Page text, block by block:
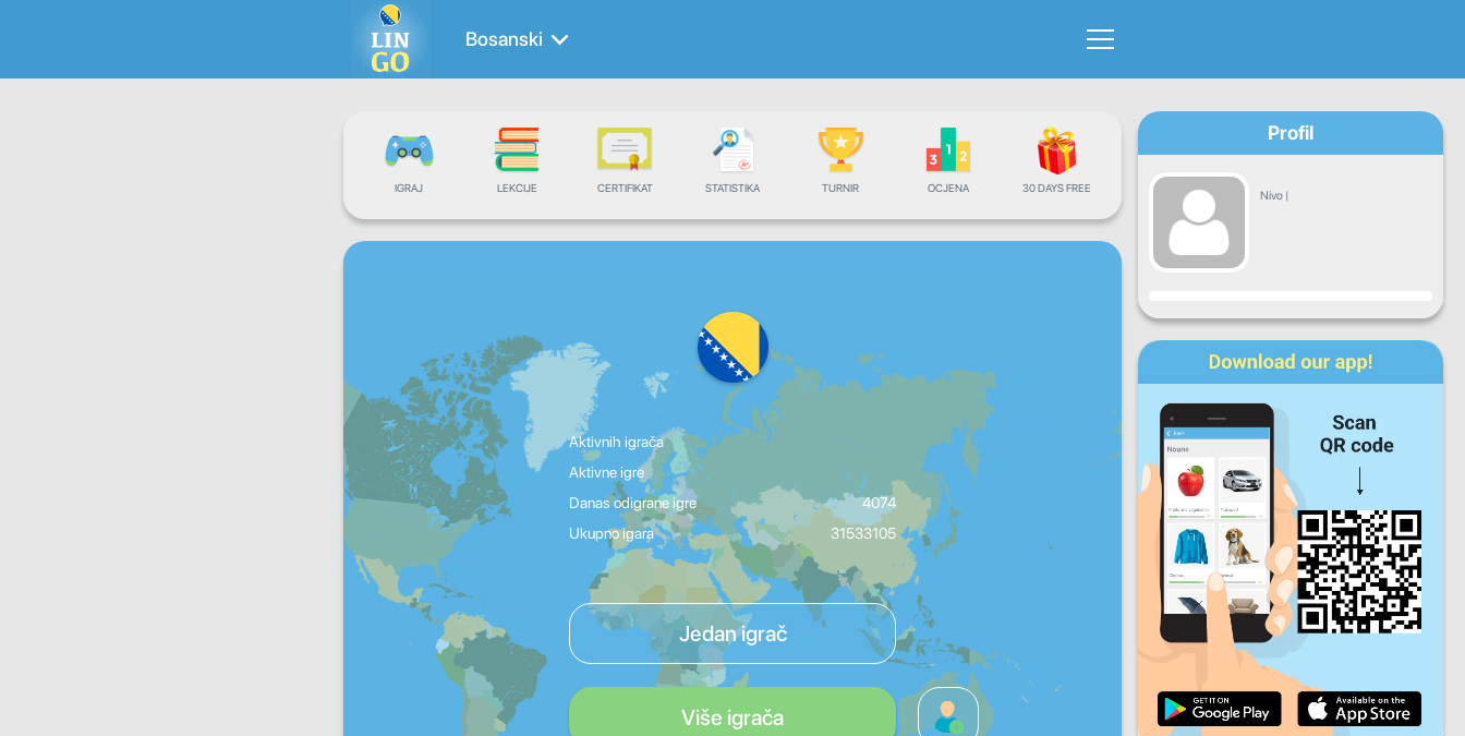
Bosanski
IGRAJ LEKCIJE CERTIFIKAT STATISTIKA TURNIR OCJENA 30 DAYS FREE
Aktivnih igrača
Aktivne igre
Danas odigrane igre
4074
Ukupno igara
31533105
Jedan igrač
Više igrača
Profil
Nivo |
Napredak
Pon Sri Čet
Sub Ned
Dnevni progres
Mjesečni progres
Ukupni progres